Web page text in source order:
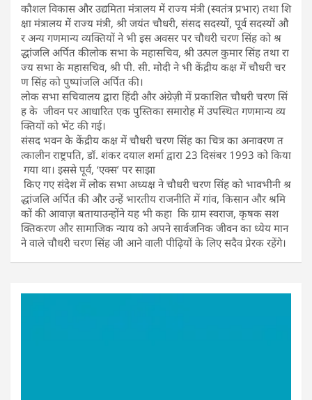
कौशल विकास और उद्यमिता मंत्रालय में राज्य मंत्री (स्वतंत्र प्रभार) तथा शि
क्षा मंत्रालय में राज्य मंत्री, श्री जयंत चौधरी, संसद सदस्यों, पूर्व सदस्यों औ
र अन्य गणमान्य व्यक्तियों ने भी इस अवसर पर चौधरी चरण सिंह को श्र
द्धांजलि अर्पित कीलोक सभा के महासचिव, श्री उत्पल कुमार सिंह तथा रा
ज्य सभा के महासचिव, श्री पी. सी. मोदी ने भी केंद्रीय कक्ष में चौधरी चर
ण सिंह को पुष्पांजलि अर्पित की।
लोक सभा सचिवालय द्वारा हिंदी और अंग्रेज़ी में प्रकाशित चौधरी चरण सिं
ह के जीवन पर आधारित एक पुस्तिका समारोह में उपस्थित गणमान्य व्य
क्तियों को भेंट की गई।
संसद भवन के केंद्रीय कक्ष में चौधरी चरण सिंह का चित्र का अनावरण त
त्कालीन राष्ट्रपति, डॉ. शंकर दयाल शर्मा द्वारा 23 दिसंबर 1993 को किया
गया था। इससे पूर्व, ‘एक्स’ पर साझा
किए गए संदेश में लोक सभा अध्यक्ष ने चौधरी चरण सिंह को भावभीनी श्र
द्धांजलि अर्पित की और उन्हें भारतीय राजनीति में गांव, किसान और श्रमि
कों की आवाज़ बतायाउन्होंने यह भी कहा कि ग्राम स्वराज, कृषक सश
क्तिकरण और सामाजिक न्याय को अपने सार्वजनिक जीवन का ध्येय मान
ने वाले चौधरी चरण सिंह जी आने वाली पीढ़ियों के लिए सदैव प्रेरक रहेंगे।